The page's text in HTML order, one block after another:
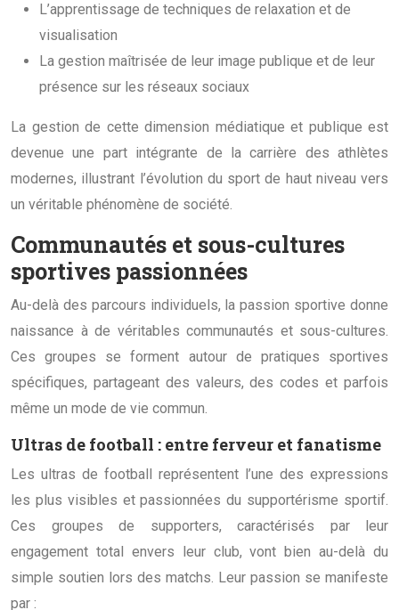
L’apprentissage de techniques de relaxation et de
visualisation
La gestion maîtrisée de leur image publique et de leur
présence sur les réseaux sociaux
La gestion de cette dimension médiatique et publique est
devenue une part intégrante de la carrière des athlètes
modernes, illustrant l’évolution du sport de haut niveau vers
un véritable phénomène de société.
Communautés et sous-cultures
sportives passionnées
Au-delà des parcours individuels, la passion sportive donne
naissance à de véritables communautés et sous-cultures.
Ces groupes se forment autour de pratiques sportives
spécifiques, partageant des valeurs, des codes et parfois
même un mode de vie commun.
Ultras de football : entre ferveur et fanatisme
Les ultras de football représentent l’une des expressions
les plus visibles et passionnées du supportérisme sportif.
Ces groupes de supporters, caractérisés par leur
engagement total envers leur club, vont bien au-delà du
simple soutien lors des matchs. Leur passion se manifeste
par :